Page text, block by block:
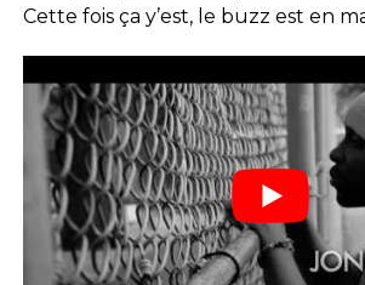
Cette fois ça y’est, le buzz est en